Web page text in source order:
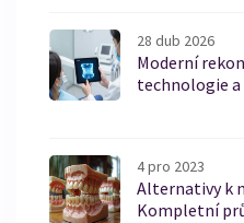
28 dub 2026
Moderní
technologie
4 pro 2023
Alternativy k
Kompletní